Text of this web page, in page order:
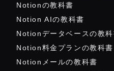
Notionの教科書
Notion AIの教科書
Notionデータベースの教科
Notion料金プランの教科書
Notionメールの教科書